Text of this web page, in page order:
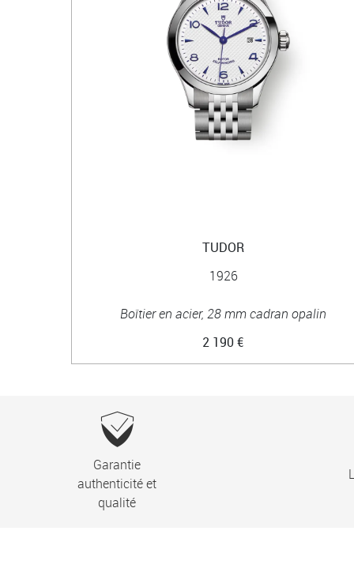
TUDOR
1926
Boîtier en acier, 28 mm cadran opalin
2 190 €
Garantie
authenticité et
qualité